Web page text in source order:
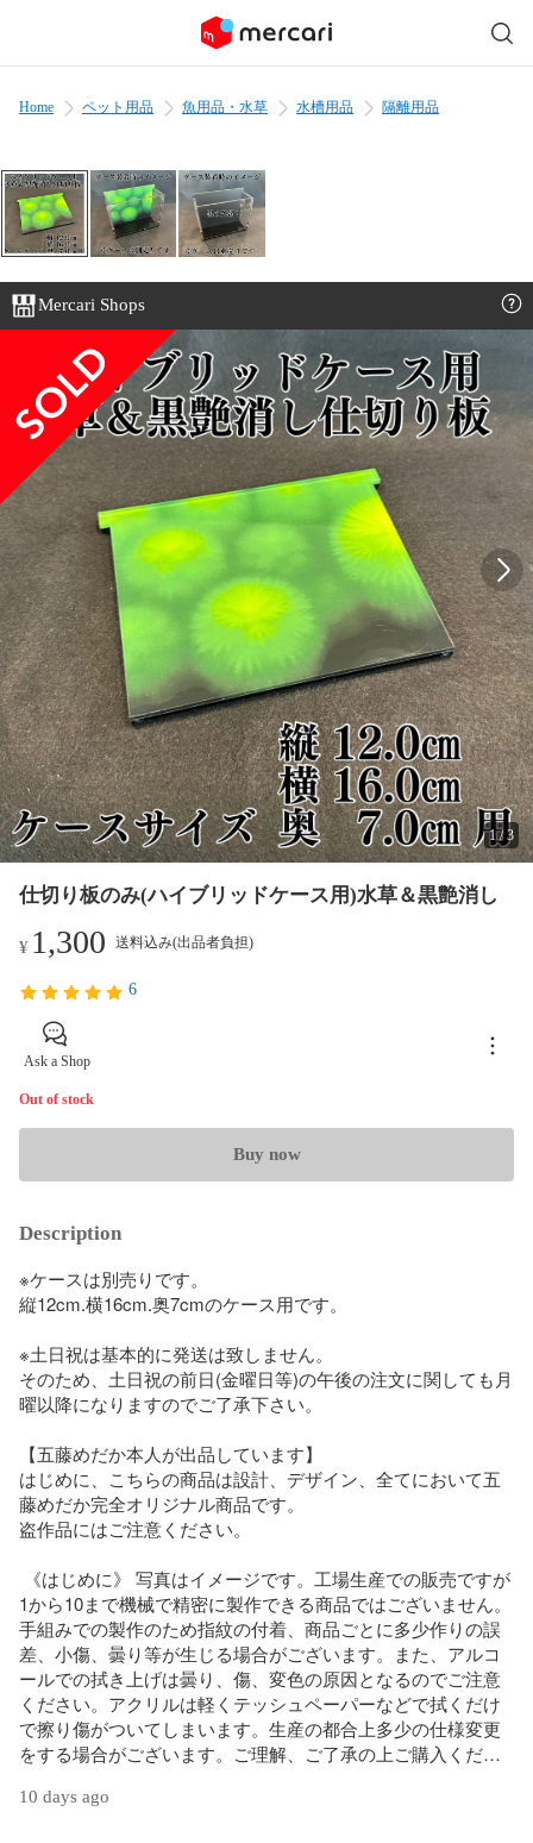
Home ペット用品 魚用品・水草 水槽用品 隔離用品
Mercari Shops
1/3
仕切り板のみ(ハイブリッドケース用)水草＆黒艶消し
¥ 1,300 送料込み(出品者負担)
6
Ask a Shop
Out of stock
Buy now
Description
※ケースは別売りです。
縦12cm.横16cm.奥7cmのケース用です。
※土日祝は基本的に発送は致しません。
そのため、土日祝の前日(金曜日等)の午後の注文に関しても月
曜以降になりますのでご了承下さい。
【五藤めだか本人が出品しています】
はじめに、こちらの商品は設計、デザイン、全てにおいて五
藤めだか完全オリジナル商品です。
盗作品にはご注意ください。
《はじめに》 写真はイメージです。工場生産での販売ですが
1から10まで機械で精密に製作できる商品ではございません。
手組みでの製作のため指紋の付着、商品ごとに多少作りの誤
差、小傷、曇り等が生じる場合がございます。また、アルコ
ールでの拭き上げは曇り、傷、変色の原因となるのでご注意
ください。アクリルは軽くテッシュペーパーなどで拭くだけ
で擦り傷がついてしまいます。生産の都合上多少の仕様変更
をする場合がございます。ご理解、ご了承の上ご購入くださ
完璧を求める方のご購入はお控えください。
10 days ago